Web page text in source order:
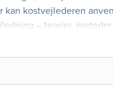
kostvejlederen
– teorier,